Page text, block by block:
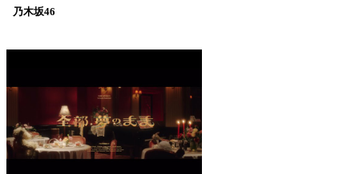
乃木坂46